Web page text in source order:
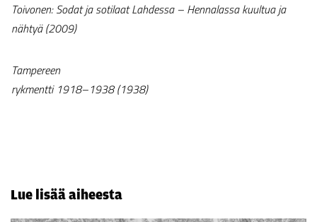
Toivonen: Sodat ja sotilaat Lahdessa – Hennalassa kuultua ja
nähtyä (2009)
Tampereen
rykmentti 1918–1938 (1938)
Lue lisää aiheesta